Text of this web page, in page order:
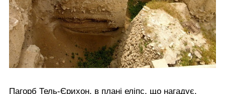
Пагорб Тель-Єрихон, в плані еліпс, що нагадує,